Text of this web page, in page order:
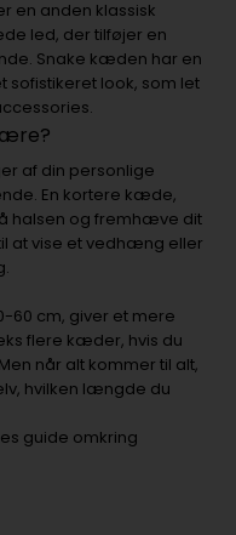
en anden klassisk
led, der tilføjer en
Snake kæden har en
sofistikeret look, som let
af din personlige
En kortere kæde,
halsen og fremhæve dit
at vise et vedhæng eller
60 cm, giver et mere
flere kæder, hvis du
når alt kommer til alt,
hvilken længde du
guide omkring